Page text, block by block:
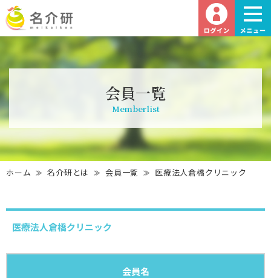
会員一覧
Memberlist
ホーム 名介研とは 会員一覧 医療法人倉橋クリニック
医療法人倉橋クリニック
会員名